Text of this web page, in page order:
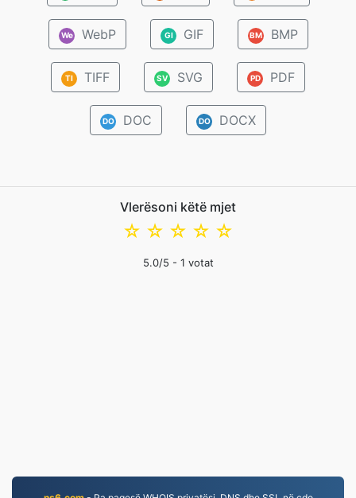
We WebP GI GIF BM BMP
TI TIFF SV SVG PD PDF
DO DOC DO DOCX
Vlerësoni këtë mjet
☆
☆
☆
☆
☆
5.0/5 - 1 votat